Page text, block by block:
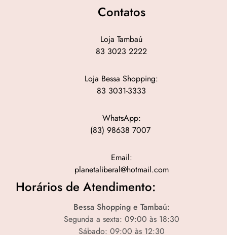
Contatos
Loja Tambaú
83 3023 2222
Loja Bessa Shopping:
83 3031-3333
WhatsApp:
(83) 98638 7007
Email:
planetaliberal@hotmail.com
Horários de Atendimento:
Bessa Shopping e Tambaú:
Segunda a sexta: 09:00 às 18:30
Sábado: 09:00 às 12:30